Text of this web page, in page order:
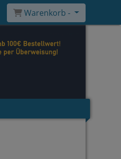
Warenkorb -